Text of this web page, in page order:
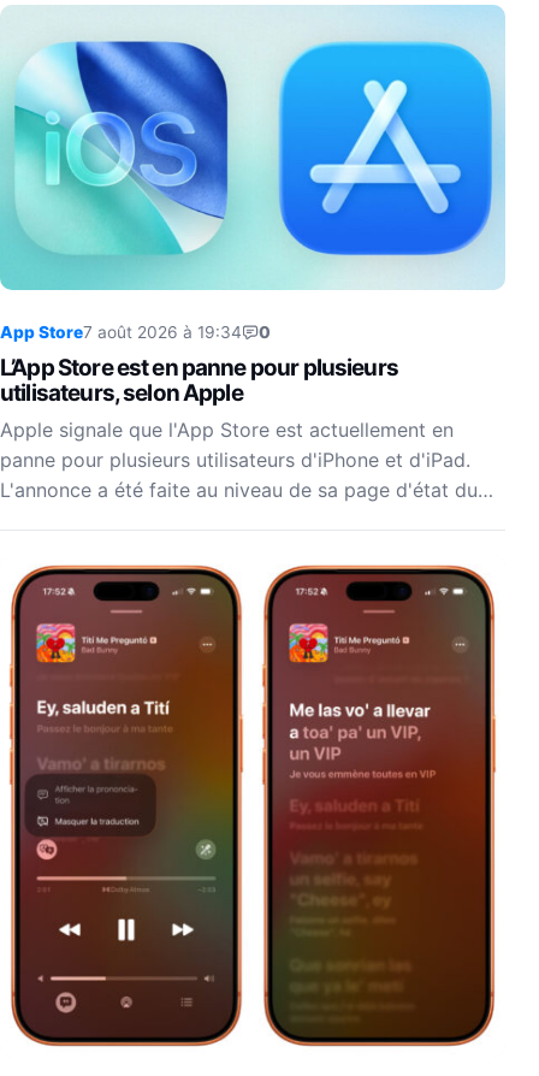
App Store7 août 2026 à 19:34 0
L’App Store est en panne pour plusieurs
utilisateurs, selon Apple
Apple signale que l'App Store est actuellement en
panne pour plusieurs utilisateurs d'iPhone et d'iPad.
L'annonce a été faite au niveau de sa page d'état du…